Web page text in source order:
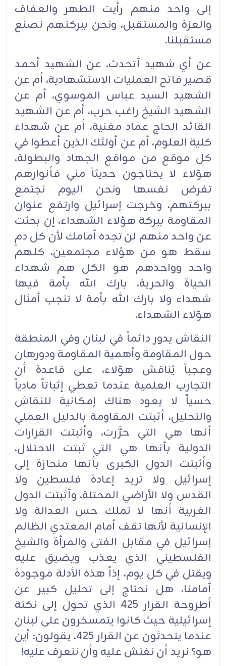
إلى واحد منهم رأيت الطهر والعفاف
والعزة والمستقبل، ونحن ببركتهم نصنع
مستقبلنا.
عن أي شهيد أتحدث، عن الشهيد أحمد
قصير فاتح العمليات الاستشهادية، أم عن
الشهيد السيد عباس الموسوي، أم عن
الشهيد الشيخ راغب حرب، أم عن الشهيد
القائد الحاج عماد مغنية، أم عن شهداء
كلية العلوم، أم عن أولئك الذين أعطوا في
كل موقع من مواقع الجهاد والبطولة،
هؤلاء لا يحتاجون حديثاً مني فأنوارهم
تفرض نفسها ونحن اليوم نجتمع
ببركتهم، وخرجت إسرائيل وارتفع عنوان
المقاومة ببركة هؤلاء الشهداء، إن بحثت
عن واحد منهم لن تجده أمامك لأن كل دمٍ
سقط هو من هؤلاء مجتمعين، كلهم
واحد وواحدهم هو الكل هم شهداء
الحياة والحرية، بارك الله بأمة فيها
شهداء ولا بارك الله بأمة لا تنجب أمثال
هؤلاء الشهداء.
النقاش يدور دائماً في لبنان وفي المنطقة
حول المقاومة وأهمية المقاومة ودورهان
وعجباً يُناقش هؤلاء، على قاعدة أن
التجارب العلمية عندما تعطي إثباتاً مادياً
حسياً لا يعود هناك إمكانية للنقاش
والتحليل، أثبتت المقاومة بالدليل العملي
أنها هي التي حرَّرت، وأثبتت القرارات
الدولية بأنها هي التي ثبتت الاحتلال،
وأثبتت الدول الكبرى بأنها منحازة إلى
إسرائيل ولا تريد إعادة فلسطين ولا
القدس ولا الأراضي المحتلة، وأثبتت الدول
الغربية أنها لا تملك حس العدالة ولا
الإنسانية لأنها تقف أمام المعتدي الظالم
إسرائيل في مقابل الفتى والمرأة والشيخ
الفلسطيني الذي يعذب ويضيق عليه
ويقتل في كل يوم، إذاً هذه الأدلة موجودة
أمامنا، هل نحتاج إلى تحليل كبير عن
أطروحة القرار 425 الذي تحول إلى نكتة
إسرائيلية حيث كانوا يتمسخرون على لبنان
عندما يتحدثون عن القرار 425، يقولون: أين
هو؟ نريد أن نفتش عليه وأن نتعرف عليه!